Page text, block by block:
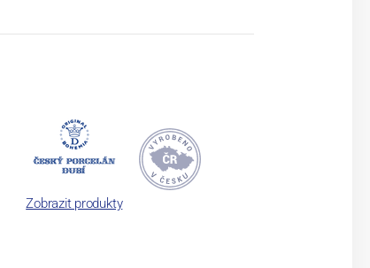
Zobrazit produkty